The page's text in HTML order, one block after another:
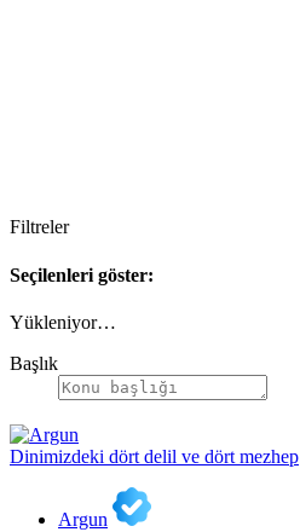
Filtreler
Seçilenleri göster:
Yükleniyor…
Başlık
Dinimizdeki dört delil ve dört mezhep
Argun